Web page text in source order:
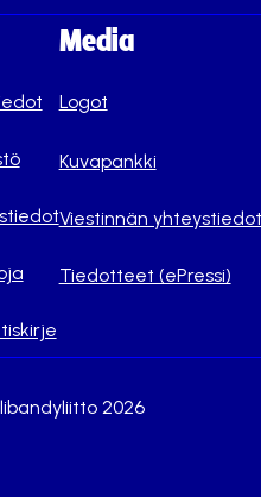
Media
Logot
Kuvapankki
Viestinnän yhteystiedot
Tiedotteet (ePressi)
2026